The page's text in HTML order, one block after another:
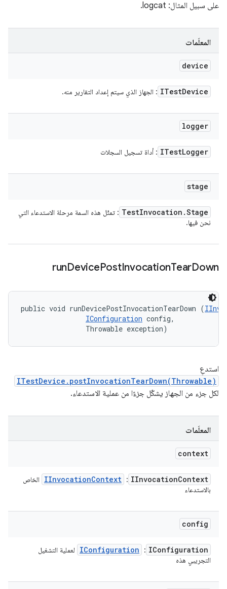
على سبيل المثال: logcat.
المعلَمات
device
ITestDevice : الجهاز الذي سيتم إعداد التقارير منه.
logger
ITestLogger : أداة تسجيل السجلات
stage
TestInvocation .Stage
: تمثّل هذه السمة مرحلة الاستدعاء التي
نحن فيها.
runDevicePostInvocationTearDown
public void runDevicePostInvocationTearDown (
IConfiguration config,
                Throwable exception)
استدعِ
ITestDevice.postInvocationTearDown(Throwable)
لكل جزء من الجهاز يشكّل جزءًا من عملية الاستدعاء.
المعلَمات
context
IInvocationContext
:
IInvocationContext
الخاص
بالاستدعاء
config
IConfiguration
:
IConfiguration
لعملية التشغيل
التجريبي هذه